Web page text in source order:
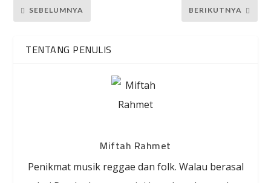
SEBELUMNYA BERIKUTNYA
TENTANG PENULIS
Miftah Rahmet
Penikmat musik reggae dan folk. Walau berasal